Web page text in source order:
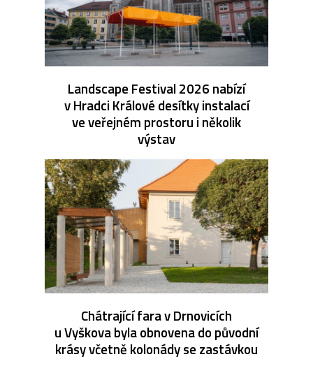
Landscape Festival 2026 nabízí
v Hradci Králové desítky instalací
ve veřejném prostoru i několik
výstav
Chátrající fara v Drnovicích
u Vyškova byla obnovena do původní
krásy včetně kolonády se zastávkou